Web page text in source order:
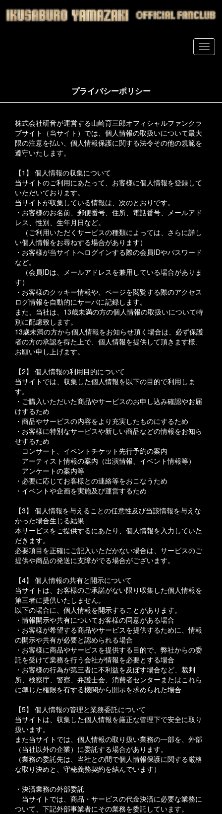
プライバシーポリシー
株式会社研音が運営する山崎育三郎オフィシャルファンクラ
ブサイト（当サイト）では、個人情報の取扱いについて最大
限の注意を払い、個人情報保護に関する法令その他の規範を
遵守いたします。
【1】 個人情報の収集について
当サイトのご利用にあたって、お客様に個人情報を登録して
いただいております。
当サイトが収集している情報は、次のとおりです。
・お客様のお名前、郵便番号、住所、電話番号、メールアド
レス、性別、生年月日など。
（ご利用いただくサービスの種類によっては、さらに詳し
い個人情報をお尋ねする場合があります）
・お客様が当サイトへログインする際の会員IDやパスワード
など。
（会員IDは、メールアドレスを兼用している場合がありま
す）
・お客様のクッキー情報や、ページを閲覧する際のアクセス
ログ情報を自動的にサーバに記録します。
また、当社は、13歳未満の方の個人情報の取扱いについて特
別に配慮致します。
13歳未満の方から個人情報をお知らせ頂く場合は、必ず保護
者の方の承認を得た上で、個人情報を提供して頂きます様、
お願い申し上げます。
【2】 個人情報の利用目的について
当サイトでは、収集した個人情報を以下の目的で利用しま
す。
・ご購入いただいた商品やサービスのお申し込み確認やお届
けするため
・商品やサービスの内容をより充実したものにするため
・お客様に特別なサービスや新しい商品などの情報をお知ら
せするため
コンサート、イベントチケット先行予約の案内
アーティスト情報の案内（出演情報、イベント情報等）
アンケートの案内等
・必要に応じてお客様との連絡等をおこなうため
・イベントや企画を実施及び運営するため
【3】 個人情報を与えることの任意性及び当該情報を与えな
かった場合生じる結果
本サービスをご提供するにあたり、個人情報を入力していた
だきます。
必要項目を正確にご記入いただかない場合は、サービスのご
提供や商品の発送に支障がでる場合がございます。
【4】 個人情報の共有と開示について
当サイトは、お客様のご承諾がない限り収集した個人情報を
第三者に提供いたしません。
以下の場合に、個人情報を開示することがあります。
・情報開示や共有についてお客様の同意がある場合
・お客様が希望する商品やサービスを提供するために、情報
の開示や共有が必要と認められる場合
・お客様に商品やサービスを提供する目的で、弊社からの委
託を受けて業務を行う会社が情報を必要とする場合
・お客様の行為が第三者に不利益を及ぼす場合など、裁判
所、検察庁、警察、弁護士会、消費者センターまたはこれら
に準じた権限を有する機関から開示を求められた場合
【5】 個人情報の管理と業務委託について
当サイトは、収集した個人情報を厳正な管理下で安全に取り
扱います。
また当サイトでは、個人情報の取り扱い業務の一部を、外部
（当社以外の企業）に委託する場合があります。
（業務の委託先は、当社との間で個人情報保護に関する厳格
な取り決めと、守秘義務契約を結んでいます）
・決済業務の外部委託
当サイトでは、商品・サービスの代金決済に必要な業務に
ついて、下記外部事業者にその業務を委託しています。